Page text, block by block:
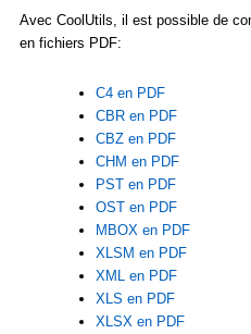
Avec CoolUtils, il est possible de
en fichiers PDF:
C4 en PDF
CBR en PDF
CBZ en PDF
CHM en PDF
PST en PDF
OST en PDF
MBOX en PDF
XLSM en PDF
XML en PDF
XLS en PDF
XLSX en PDF